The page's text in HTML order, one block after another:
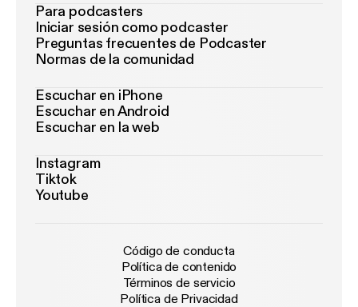
Para podcasters
Iniciar sesión como podcaster
Preguntas frecuentes de Podcaster
Normas de la comunidad
Escuchar en iPhone
Escuchar en Android
Escuchar en la web
Instagram
Tiktok
Youtube
Código de conducta
Política de contenido
Términos de servicio
Política de Privacidad